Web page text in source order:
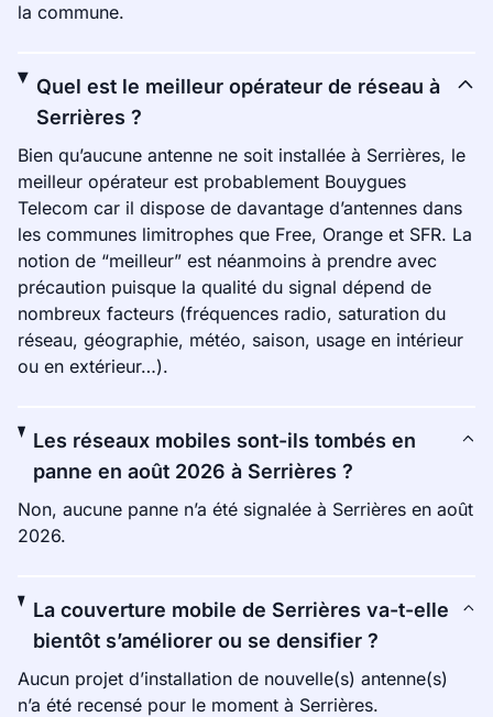
la commune.
Quel est le meilleur opérateur de réseau à
Serrières ?
Bien qu’aucune antenne ne soit installée à Serrières, le
meilleur opérateur est probablement Bouygues
Telecom car il dispose de davantage d’antennes dans
les communes limitrophes que Free, Orange et SFR. La
notion de “meilleur” est néanmoins à prendre avec
précaution puisque la qualité du signal dépend de
nombreux facteurs (fréquences radio, saturation du
réseau, géographie, météo, saison, usage en intérieur
ou en extérieur…).
Les réseaux mobiles sont-ils tombés en
panne en août 2026 à Serrières ?
Non, aucune panne n’a été signalée à Serrières en août
2026.
La couverture mobile de Serrières va-t-elle
bientôt s’améliorer ou se densifier ?
Aucun projet d’installation de nouvelle(s) antenne(s)
n’a été recensé pour le moment à Serrières.